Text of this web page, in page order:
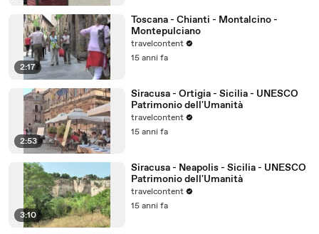
2:17
Toscana - Chianti - Montalcino -
Montepulciano
travelcontent
15 anni fa
2:53
Siracusa - Ortigia - Sicilia - UNESCO
Patrimonio dell'Umanità
travelcontent
15 anni fa
3:10
Siracusa - Neapolis - Sicilia - UNESCO
Patrimonio dell'Umanità
travelcontent
15 anni fa